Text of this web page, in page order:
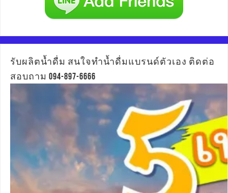
รับผลิตน้ำดื่ม สนใจทำน้ำดื่มแบรนด์ตัวเอง ติดต่อ
สอบถาม 094-897-6666